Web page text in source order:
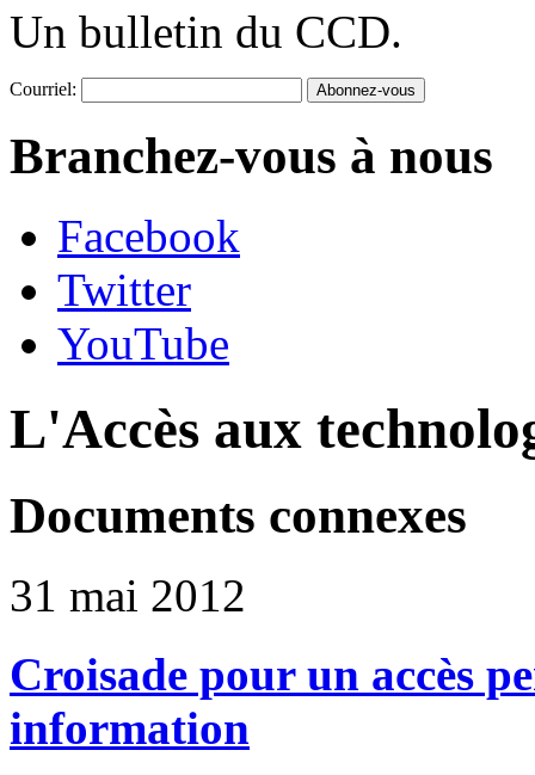
Un bulletin du CCD.
Courriel:
Branchez-vous à nous
Facebook
Twitter
YouTube
L'Accès aux
Documents connexes
31 mai 2012
Croisade pour un accès
information